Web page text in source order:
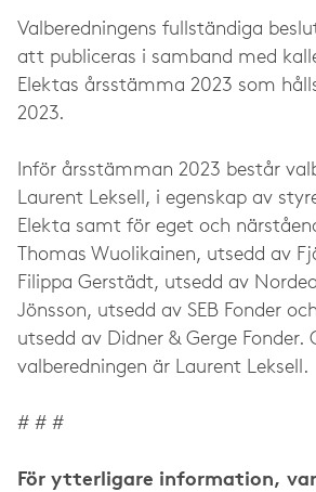
Valberedningens fullständiga
att publiceras i samband med
Elektas årsstämma 2023 som
2023.
Inför årsstämman 2023 består
Laurent Leksell, i egenskap av
Elekta samt för eget och
Thomas Wuolikainen, utsedd av
Filippa Gerstädt, utsedd av
Jönsson, utsedd av SEB Fonder
utsedd av Didner & Gerge Fonder.
valberedningen är Laurent Leksell.
# # #
För ytterligare information,